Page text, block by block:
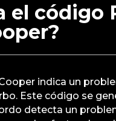
el código
indica un
Este código se
detecta un